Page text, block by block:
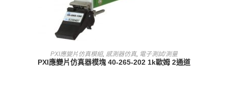
查看內容
PXI應變片仿真模組, 感測器仿真, 電子測試/測量
PXI應變片仿真器模塊 40-265-202 1k歐姆 2通道